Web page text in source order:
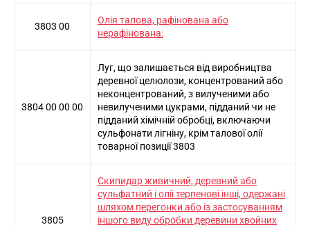
3803 00
Олія талова, рафінована або
нерафінована:
3804 00 00 00
Луг, що залишається від виробництва
деревної целюлози, концентрований або
неконцентрований, з вилученими або
невилученими цукрами, підданий чи не
підданий хімічній обробці, включаючи
сульфонати лігніну, крім талової олії
товарної позиції 3803
3805
Скипидар живичний, деревний або
сульфатний і олії терпенові інші, одержані
шляхом перегонки або із застосуванням
іншого виду обробки деревини хвойних